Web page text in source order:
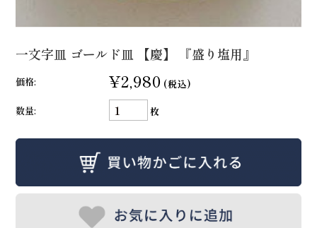
一文字皿 ゴールド皿 【慶】 『盛り塩用』
価格: ¥2,980 (税込)
数量:
枚